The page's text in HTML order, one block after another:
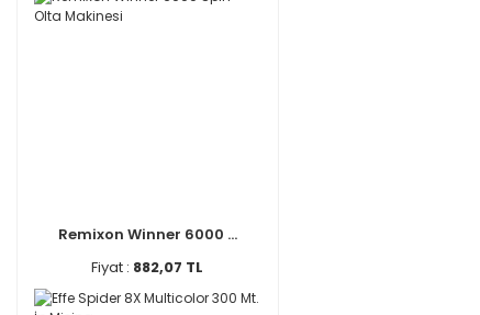
Remixon Winner 6000 ...
Fiyat : 882,07 TL